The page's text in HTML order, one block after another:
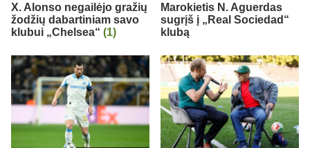
X. Alonso negailėjo gražių
žodžių dabartiniam savo
klubui „Chelsea“ (1)
Marokietis N. Aguerdas
sugrįš į „Real Sociedad“
klubą